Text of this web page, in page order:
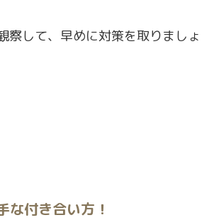
察して、早めに対策を取りましょ
な付き合い方！